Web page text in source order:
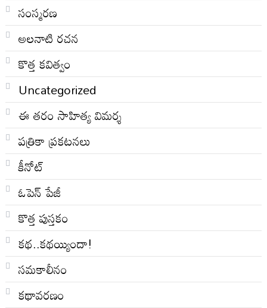
సంస్మరణ
అలనాటి రచన
కొత్త కవిత్వం
Uncategorized
ఈ తరం సాహిత్య విమర్శ
పత్రికా ప్రకటనలు
కీనోట్
ఓపెన్ పేజీ
కొత్త పుస్తకం
కథ..కథయ్యిందా!
సమకాలీనం
కథావరణం